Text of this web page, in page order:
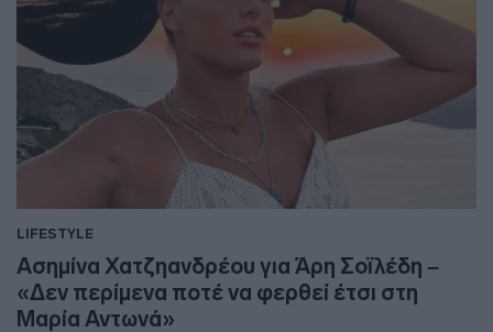
LIFESTYLE
Ασημίνα Χατζηανδρέου για Άρη Σοϊλέδη –
«Δεν περίμενα ποτέ να φερθεί έτσι στη
Μαρία Αντωνά»